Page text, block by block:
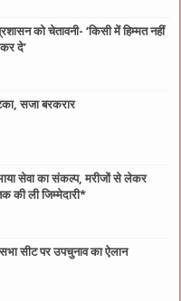
को चेतावनी- ‘किसी में हिम्मत नहीं
दे’
सजा बरकरार
सेवा का संकल्प, मरीजों से लेकर
की ली जिम्मेदारी*
सीट पर उपचुनाव का ऐलान